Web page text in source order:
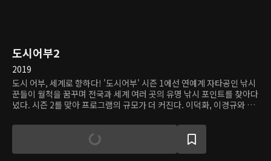
도시어부2
2019
도시 어부, 세계로 향하다! '도시어부' 시즌 1에선 연예계 자타공인 낚시
꾼들이 월척을 꿈꾸며 전국과 세계 여러 곳의 유명 낚시 포인트를 찾아다
녔다. 시즌 2를 맞아 프로그램의 규모가 더 커진다. 이덕화, 이경규와 게
보고 싶은 '꿈의 출조지'에서 더욱 짜릿한 손맛을 맛본다. 낚시 난도도,
열정과 승부욕도, 티키타카 앙숙 케미도 배가 된 새 시즌! 환상적 손맛 맛